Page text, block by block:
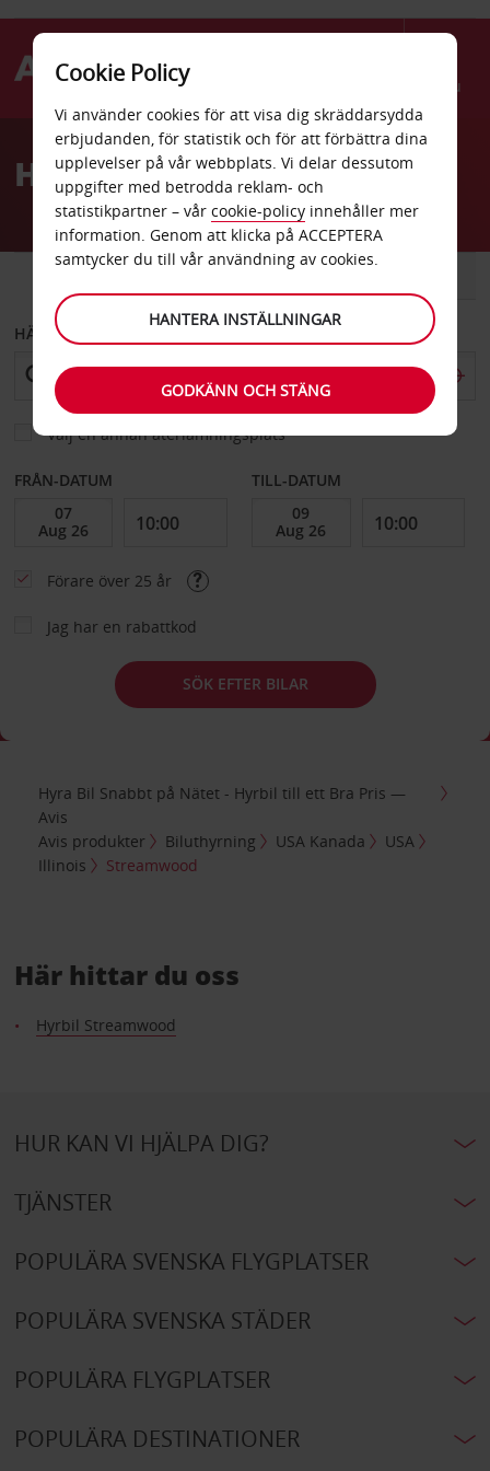
Menu
AvisHyrbil Streamwood
BIL
HÄMTA FRÅN
Välj en annan återlämningsplats
FRÅN-DATUM TILL-DATUM
Förare över 25 år
Jag har en rabattkod
SÖK EFTER BILAR
Hyra Bil Snabbt på Nätet - Hyrbil till ett Bra Pris —
Avis
Avis produkter
Biluthyrning USA Kanada
USA
Illinois
Streamwood
Här hittar du oss
Hyrbil Streamwood
HUR KAN VI HJÄLPA DIG?
TJÄNSTER
POPULÄRA SVENSKA FLYGPLATSER
POPULÄRA SVENSKA STÄDER
POPULÄRA FLYGPLATSER
POPULÄRA DESTINATIONER
Cookie Policy
Vi använder cookies för att visa dig skräddarsydda
erbjudanden, för statistik och för att förbättra dina
upplevelser på vår webbplats. Vi delar dessutom
uppgifter med betrodda reklam- och
statistikpartner – vår cookie-policy innehåller mer
information. Genom att klicka på ACCEPTERA
samtycker du till vår användning av cookies.
HANTERA INSTÄLLNINGAR
GODKÄNN OCH STÄNG